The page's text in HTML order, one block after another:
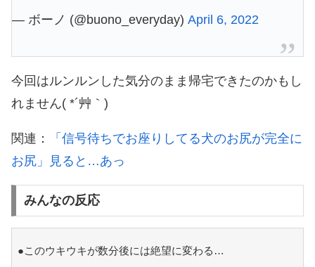
— ボーノ (@buono_everyday) April 6, 2022
今回はルンルンした気分のまま帰宅できたのかもし
れません( *´艸｀)
関連：
「信号待ちでお座りしてる犬のお尻が完全に
お尻」見ると…あっ
みんなの反応
●このウキウキが数分後には絶望に変わる…